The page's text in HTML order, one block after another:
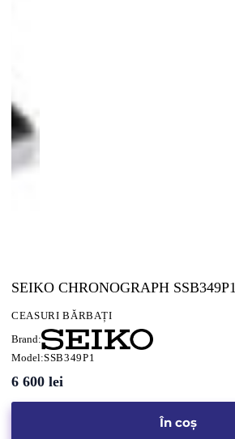
SEIKO CHRONOGRAPH SSB349P1
CEASURI BĂRBAȚI
Brand:
Model:SSB349P1
6 600 lei
În coș